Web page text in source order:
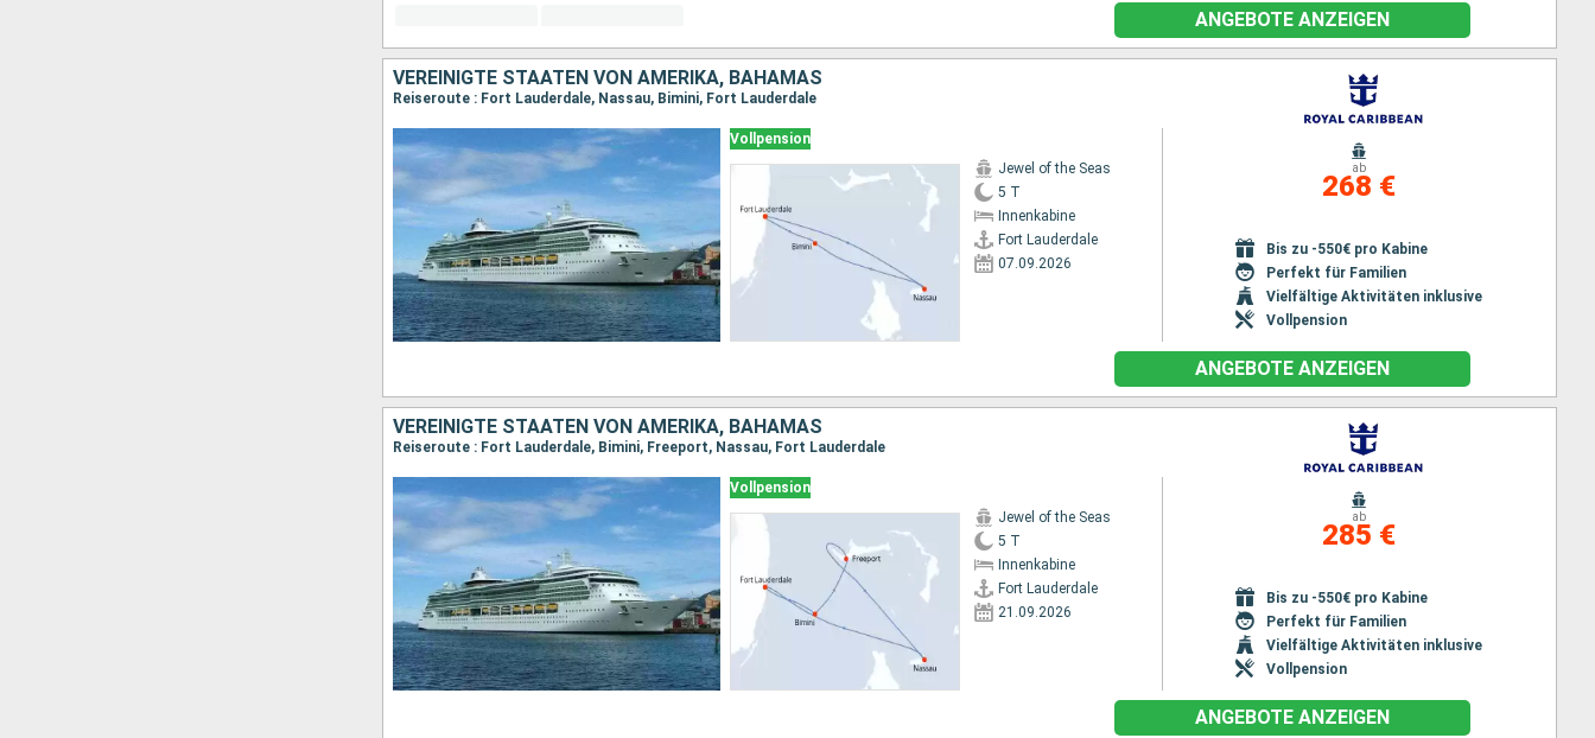
ANGEBOTE ANZEIGEN
VEREINIGTE STAATEN VON AMERIKA, BAHAMAS
Reiseroute : Fort Lauderdale, Nassau, Bimini, Fort Lauderdale
Vollpension
Jewel of the Seas
5 T
Innenkabine
Fort Lauderdale
07.09.2026
ab
268 €
Bis zu -550€ pro Kabine
Perfekt für Familien
Vielfältige Aktivitäten inklusive
Vollpension
ANGEBOTE ANZEIGEN
VEREINIGTE STAATEN VON AMERIKA, BAHAMAS
Reiseroute : Fort Lauderdale, Bimini, Freeport, Nassau, Fort Lauderdale
Vollpension
Jewel of the Seas
5 T
Innenkabine
Fort Lauderdale
21.09.2026
ab
285 €
Bis zu -550€ pro Kabine
Perfekt für Familien
Vielfältige Aktivitäten inklusive
Vollpension
ANGEBOTE ANZEIGEN